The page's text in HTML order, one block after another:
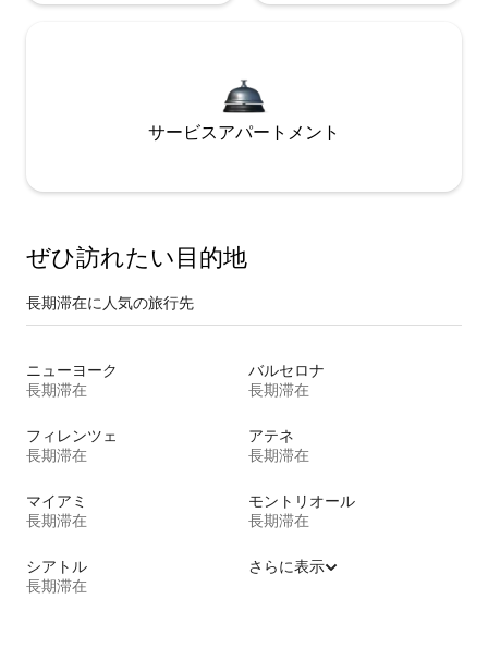
サービスアパートメント
ぜひ訪⁠れ⁠た⁠い目⁠的⁠地
長期滞在に人気の旅行先
ニューヨーク
長期滞在
バルセロナ
長期滞在
フィレンツェ
長期滞在
アテネ
長期滞在
マイアミ
長期滞在
モントリオール
長期滞在
シアトル
長期滞在
さらに表示